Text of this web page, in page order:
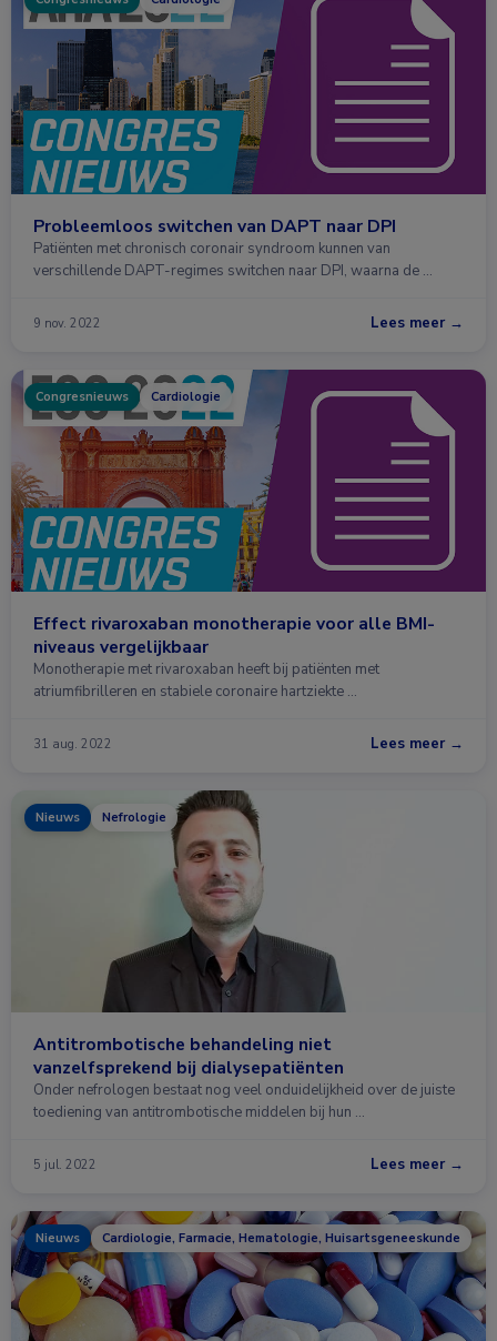
Probleemloos switchen van DAPT naar DPI
Patiënten met chronisch coronair syndroom kunnen van
verschillende DAPT-regimes switchen naar DPI, waarna de …
9 nov. 2022 Lees meer →
Congresnieuws Cardiologie
Effect rivaroxaban monotherapie voor alle BMI-
niveaus vergelijkbaar
Monotherapie met rivaroxaban heeft bij patiënten met
atriumfibrilleren en stabiele coronaire hartziekte …
31 aug. 2022 Lees meer →
Nieuws Nefrologie
Antitrombotische behandeling niet
vanzelfsprekend bij dialysepatiënten
Onder nefrologen bestaat nog veel onduidelijkheid over de juiste
toediening van antitrombotische middelen bij hun …
5 jul. 2022 Lees meer →
Nieuws Cardiologie, Farmacie, Hematologie, Huisartsgeneeskunde